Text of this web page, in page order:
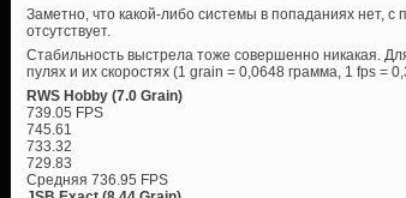
Заметно, что какой-либо системы в попаданиях нет, с
отсутствует.
Стабильность выстрела тоже совершенно никакая.
пулях и их скоростях (1 grain = 0,0648 грамма, 1 fps =
RWS Hobby (7.0 Grain)
739.05 FPS
745.61
733.32
729.83
Средняя 736.95 FPS